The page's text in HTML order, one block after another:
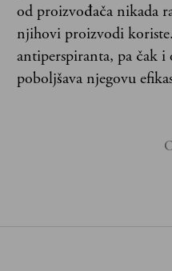
od proizvođača nikada
njihovi proizvodi
antiperspiranta, pa čak
poboljšava njegovu